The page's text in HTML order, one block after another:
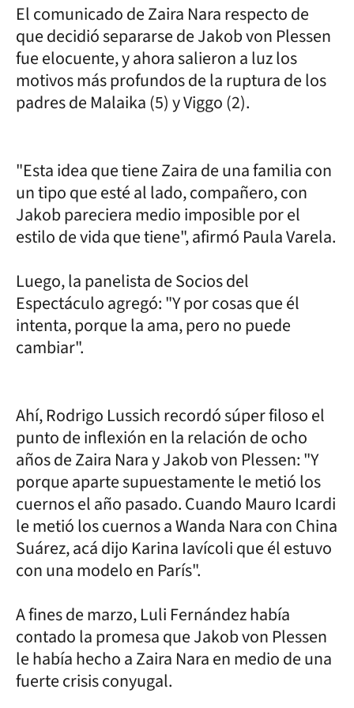
El comunicado de Zaira Nara respecto de
que decidió separarse de Jakob von Plessen
fue elocuente, y ahora salieron a luz los
motivos más profundos de la ruptura de los
padres de Malaika (5) y Viggo (2).
"Esta idea que tiene Zaira de una familia con
un tipo que esté al lado, compañero, con
Jakob pareciera medio imposible por el
estilo de vida que tiene", afirmó Paula Varela.
Luego, la panelista de Socios del
Espectáculo agregó: "Y por cosas que él
intenta, porque la ama, pero no puede
cambiar".
Ahí, Rodrigo Lussich recordó súper filoso el
punto de inflexión en la relación de ocho
años de Zaira Nara y Jakob von Plessen: "Y
porque aparte supuestamente le metió los
cuernos el año pasado. Cuando Mauro Icardi
le metió los cuernos a Wanda Nara con China
Suárez, acá dijo Karina Iavícoli que él estuvo
con una modelo en París".
A fines de marzo, Luli Fernández había
contado la promesa que Jakob von Plessen
le había hecho a Zaira Nara en medio de una
fuerte crisis conyugal.